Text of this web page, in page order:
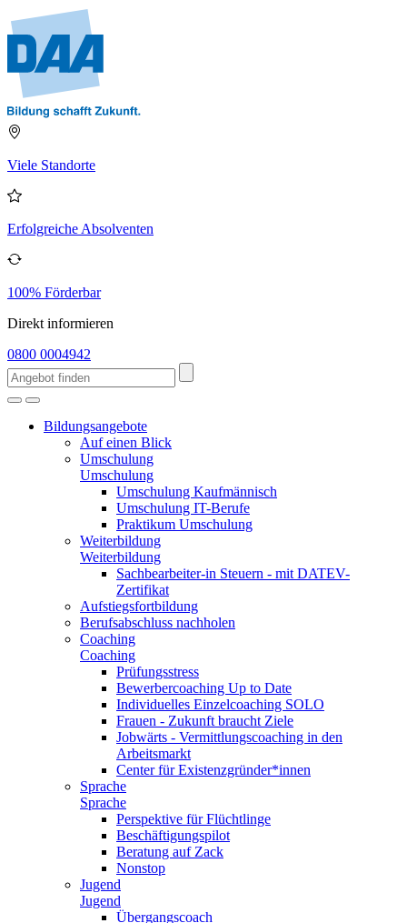
Viele Standorte
Erfolgreiche Absolventen
100% Förderbar
Direkt informieren
0800 0004942
Bildungsangebote
Auf einen Blick
Umschulung
Umschulung
Umschulung Kaufmännisch
Umschulung IT-Berufe
Praktikum Umschulung
Weiterbildung
Weiterbildung
Sachbearbeiter-in Steuern - mit DATEV-
Zertifikat
Aufstiegsfortbildung
Berufsabschluss nachholen
Coaching
Coaching
Prüfungsstress
Bewerbercoaching Up to Date
Individuelles Einzelcoaching SOLO
Frauen - Zukunft braucht Ziele
Jobwärts - Vermittlungscoaching in den
Arbeitsmarkt
Center für Existenzgründer*innen
Sprache
Sprache
Perspektive für Flüchtlinge
Beschäftigungspilot
Beratung auf Zack
Nonstop
Jugend
Jugend
Übergangscoach